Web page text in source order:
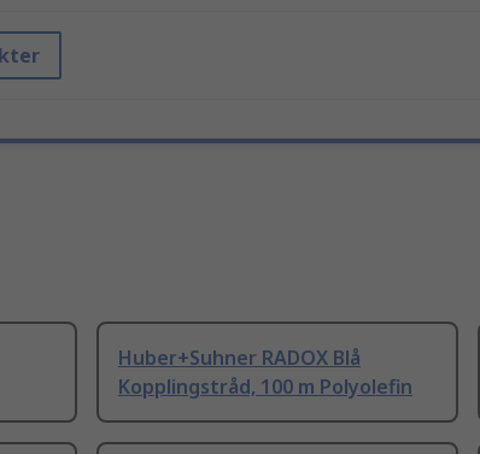
Huber+Suhner RADOX Blå
Kopplingstråd, 100 m Polyolefin